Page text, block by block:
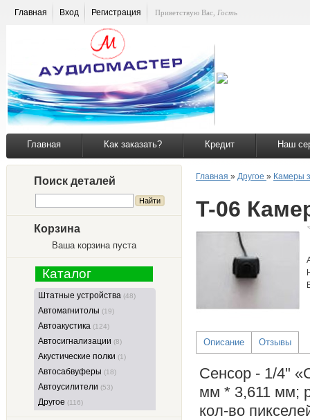
Главная Вход Регистрация Приветствую Вас Гость
Главная Как заказать? Кредит Наш
Поиск деталей
Корзина
Ваша корзина пуста
Каталог
Штатные устройства (48)
Автомагнитолы (19)
Автоакустика (124)
Автосигнализации (8)
Акустические полки (1)
Автосабвуферы (18)
Автоусилители (53)
Другое (116)
Главная » Другое » Камеры
T-06
Описание Отзывы
Cенсор - 1/4"
мм * 3,611 мм;
кол-во